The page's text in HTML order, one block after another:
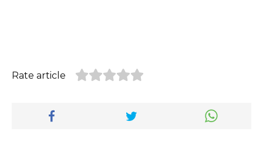
Rate article